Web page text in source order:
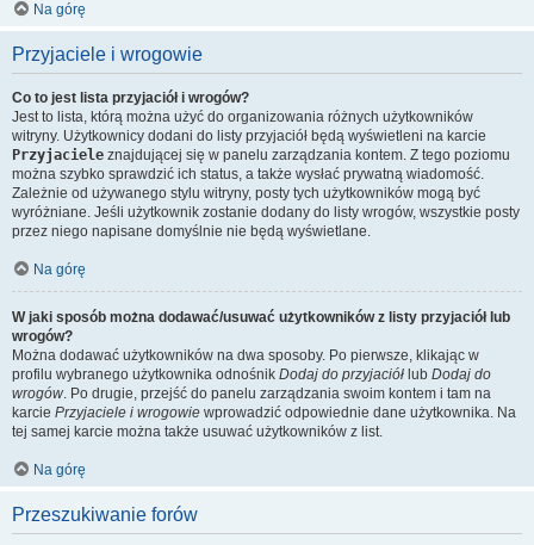
Na górę
Przyjaciele i wrogowie
Co to jest lista przyjaciół i wrogów?
Jest to lista, którą można użyć do organizowania różnych użytkowników
witryny. Użytkownicy dodani do listy przyjaciół będą wyświetleni na karcie
Przyjaciele znajdującej się w panelu zarządzania kontem. Z tego poziomu
można szybko sprawdzić ich status, a także wysłać prywatną wiadomość.
Zależnie od używanego stylu witryny, posty tych użytkowników mogą być
wyróżniane. Jeśli użytkownik zostanie dodany do listy wrogów, wszystkie posty
przez niego napisane domyślnie nie będą wyświetlane.
Na górę
W jaki sposób można dodawać/usuwać użytkowników z listy przyjaciół lub
wrogów?
Można dodawać użytkowników na dwa sposoby. Po pierwsze, klikając w
profilu wybranego użytkownika odnośnik Dodaj do przyjaciół lub Dodaj do
wrogów. Po drugie, przejść do panelu zarządzania swoim kontem i tam na
karcie Przyjaciele i wrogowie wprowadzić odpowiednie dane użytkownika. Na
tej samej karcie można także usuwać użytkowników z list.
Na górę
Przeszukiwanie forów